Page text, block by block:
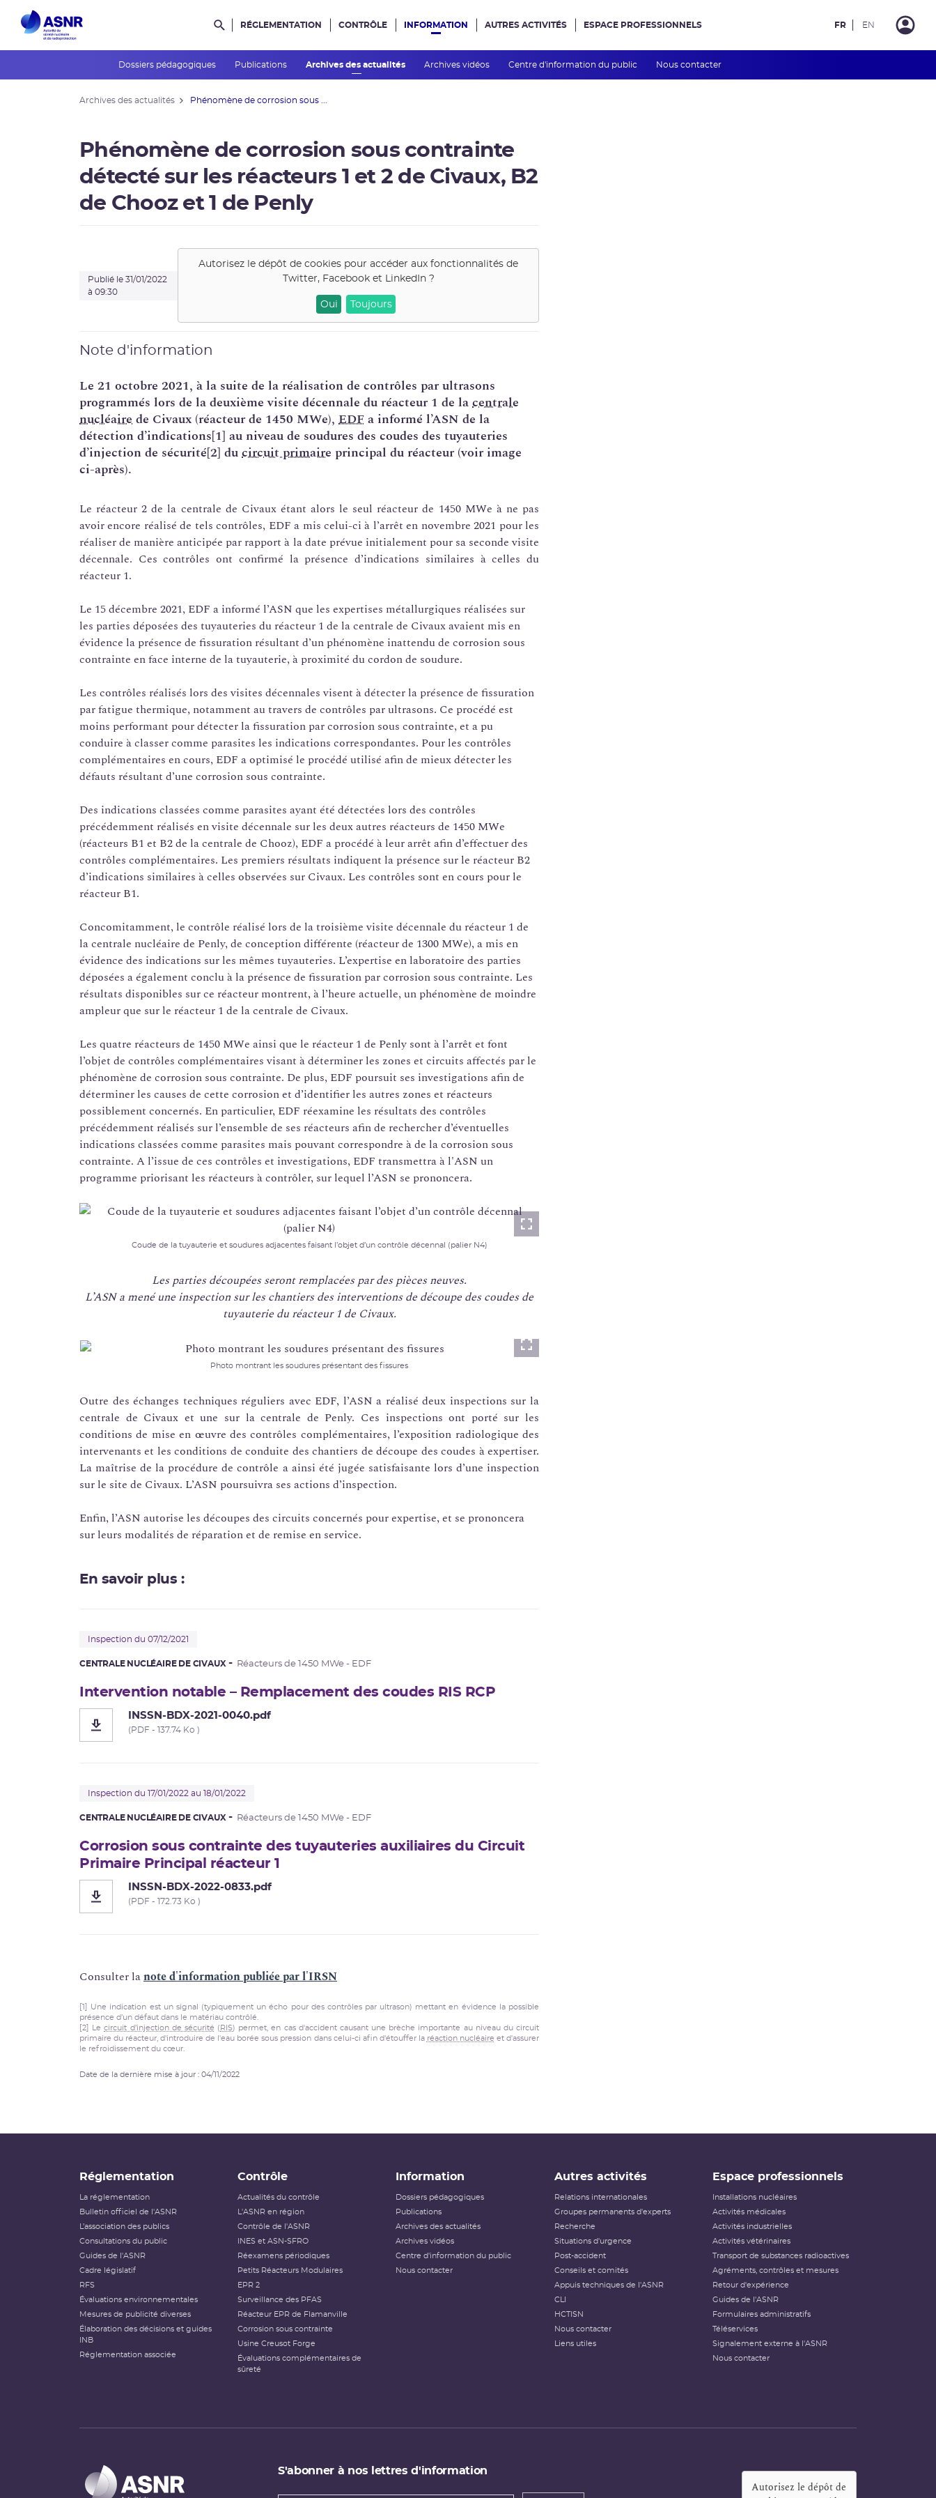
Rechercher dans le site
RÉGLEMENTATION CONTRÔLE INFORMATION
Dossiers pédagogiques Publications Archives des actualités Archives vidéos Centre d'information du public Nous contacter
AUTRES ACTIVITÉS ESPACE PROFESSIONNELS FR EN
Archives des actualités Phénomène de corrosion sous ...
Phénomène de corrosion sous contrainte
détecté sur les réacteurs 1 et 2 de Civaux, B2
de Chooz et 1 de Penly
Publié le 31/01/2022
à 09:30
Autorisez le dépôt de cookies pour accéder aux fonctionnalités de
Twitter, Facebook et LinkedIn?
Oui Toujours
Note d'information
Le 21 octobre 2021, à la suite de la réalisation de contrôles par ultrasons
programmés lors de la deuxième visite décennale du réacteur 1 de lacentrale
nucléairede Civaux (réacteur de 1450 MWe), EDFa informé l’ASN de la
détection d’indications[1] au niveau de soudures des coudes des tuyauteries
d’injection de sécurité[2] ducircuit primaire principal du réacteur (voir image
ci-après).
Le réacteur 2 de la centrale de Civaux étant alors le seul réacteur de 1450 MWe à ne pas
avoir encore réalisé de tels contrôles, EDF a mis celui-ci à l’arrêt en novembre 2021 pour les
réaliser de manière anticipée par rapport à la date prévue initialement pour sa seconde visite
décennale. Ces contrôles ont confirmé la présence d’indications similaires à celles du
réacteur 1.
Le 15 décembre 2021, EDF a informé l’ASN que les expertises métallurgiques réalisées sur
les parties déposées des tuyauteries du réacteur 1 de la centrale de Civaux avaient mis en
évidence la présence de fissuration résultant d’un phénomène inattendu de corrosion sous
contrainte en face interne de la tuyauterie, à proximité du cordon de soudure.
Les contrôles réalisés lors des visites décennales visent à détecter la présence de fissuration
par fatigue thermique, notamment au travers de contrôles par ultrasons. Ce procédé est
moins performant pour détecter la fissuration par corrosion sous contrainte, et a pu
conduire à classer comme parasites les indications correspondantes. Pour les contrôles
complémentaires en cours, EDF a optimisé le procédé utilisé afin de mieux détecter les
défauts résultant d’une corrosion sous contrainte.
Des indications classées comme parasites ayant été détectées lors des contrôles
précédemment réalisés en visite décennale sur les deux autres réacteurs de 1450 MWe
(réacteurs B1 et B2 de la centrale de Chooz), EDF a procédé à leur arrêt afin d’effectuer des
contrôles complémentaires. Les premiers résultats indiquent la présence sur le réacteur B2
d’indications similaires à celles observées sur Civaux. Les contrôles sont en cours pour le
réacteur B1.
Concomitamment, le contrôle réalisé lors de la troisième visite décennale du réacteur 1 de
la centrale nucléaire de Penly, de conception différente (réacteur de 1300 MWe), a mis en
évidence des indications sur les mêmes tuyauteries. L’expertise en laboratoire des parties
déposées a également conclu à la présence de fissuration par corrosion sous contrainte. Les
résultats disponibles sur ce réacteur montrent, à l’heure actuelle, un phénomène de moindre
ampleur que sur le réacteur 1 de la centrale de Civaux.
Les quatre réacteurs de 1450 MWe ainsi que le réacteur 1 de Penly sont à l’arrêt et font
l’objet de contrôles complémentaires visant à déterminer les zones et circuits affectés par le
phénomène de corrosion sous contrainte. De plus, EDF poursuit ses investigations afin de
déterminer les causes de cette corrosion et d’identifier les autres zones et réacteurs
possiblement concernés. En particulier, EDF réexamine les résultats des contrôles
précédemment réalisés sur l’ensemble de ses réacteurs afin de rechercher d’éventuelles
indications classées comme parasites mais pouvant correspondre à de la corrosion sous
contrainte. A l’issue de ces contrôles et investigations, EDF transmettra à l'ASN un
programme priorisant les réacteurs à contrôler, sur lequel l’ASN se prononcera.
Lightbox
Coude de la tuyauterie et soudures adjacentes faisant l’objet d’un contrôle décennal (palier N4)
Les parties découpées seront remplacées par des pièces neuves.
L’ASN a mené une inspection sur les chantiers des interventions de découpe des coudes de
tuyauterie du réacteur 1 de Civaux.
Lightbox
Photo montrant les soudures présentant des fissures
Outre des échanges techniques réguliers avec EDF, l’ASN a réalisé deux inspections sur la
centrale de Civaux et une sur la centrale de Penly. Ces inspections ont porté sur les
conditions de mise en œuvre des contrôles complémentaires, l’exposition radiologique des
intervenants et les conditions de conduite des chantiers de découpe des coudes à expertiser.
La maîtrise de la procédure de contrôle a ainsi été jugée satisfaisante lors d’une inspection
sur le site de Civaux. L’ASN poursuivra ses actions d’inspection.
Enfin, l’ASN autorise les découpes des circuits concernés pour expertise, et se prononcera
sur leurs modalités de réparation et de remise en service.
En savoir plus :
Inspection du 07/12/2021
CENTRALE NUCLÉAIRE DE CIVAUX Réacteurs de 1450 MWe - EDF
Intervention notable – Remplacement des coudes RIS RCP
INSSN-BDX-2021-0040.pdf
(PDF - 137.74 Ko )
Inspection du 17/01/2022 au 18/01/2022
CENTRALE NUCLÉAIRE DE CIVAUX Réacteurs de 1450 MWe - EDF
Corrosion sous contrainte des tuyauteries auxiliaires du Circuit
Primaire Principal réacteur 1
INSSN-BDX-2022-0833.pdf
(PDF - 172.73 Ko )
Consulter lanote d'information publiée par l'IRSN
[1] Une indication est un signal (typiquement un écho pour des contrôles par ultrason) mettant en évidence la possible
présence d’un défaut dans le matériau contrôlé.
[2] Lecircuit d’injection de sécurité ( RIS) permet, en cas d'accident causant une brèche importante au niveau du circuit
primaire du réacteur, d'introduire de l'eau borée sous pression dans celui-ci afin d'étouffer la réaction nucléaire et d'assurer
le refroidissement du cœur.
Date de la dernière mise à jour : 04/11/2022
Réglementation
La réglementation
Bulletin officiel de l'ASNR
L’association des publics
Consultations du public
Guides de l'ASNR
Cadre législatif
RFS
Évaluations environnementales
Mesures de publicité diverses
Élaboration des décisions et guides
INB
Réglementation associée
Contrôle
Actualités du contrôle
L'ASNR en région
Contrôle de l'ASNR
INES et ASN-SFRO
Réexamens périodiques
Petits Réacteurs Modulaires
EPR 2
Surveillance des PFAS
Réacteur EPR de Flamanville
Corrosion sous contrainte
Usine Creusot Forge
Évaluations complémentaires de
sûreté
Information
Dossiers pédagogiques
Publications
Archives des actualités
Archives vidéos
Centre d'information du public
Nous contacter
Autres activités
Relations internationales
Groupes permanents d'experts
Recherche
Situations d'urgence
Post-accident
Conseils et comités
Appuis techniques de l'ASNR
CLI
HCTISN
Nous contacter
Liens utiles
Espace professionnels
Installations nucléaires
Activités médicales
Activités industrielles
Activités vétérinaires
Transport de substances radioactives
Agréments, contrôles et mesures
Retour d'expérience
Guides de l'ASNR
Formulaires administratifs
Téléservices
Signalement externe à l'ASNR
Nous contacter
S'abonner à nos lettres d'information
Types de
Autorisez le dépôt de